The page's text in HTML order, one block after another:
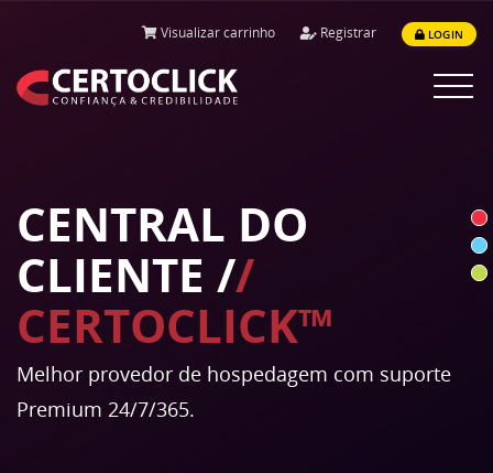
Visualizar carrinho Registrar LOGIN
Alternar
CENTRAL DO
CLIENTE //
CERTOCLICK™
Melhor provedor de hospedagem com suporte
Premium 24/7/365.